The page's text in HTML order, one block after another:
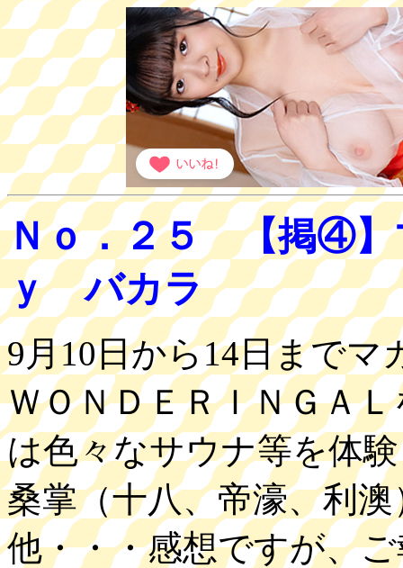
Ｎｏ．２５ 【掲④】
ｙ バカラ
9月10日から14日まで
ＷＯＮＤＥＲＩＮＧＡ
は色々なサウナ等を体
桑掌（十八、帝濠、利
他・・・感想ですが、